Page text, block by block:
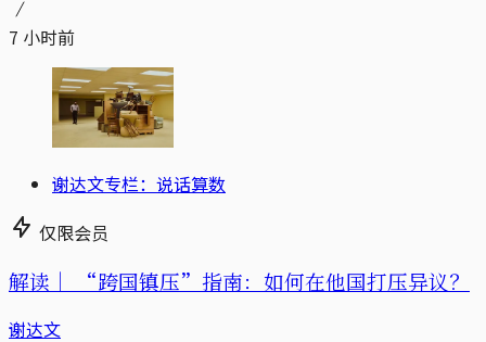
7 小时前
谢达文专栏：说话算数
仅限会员
解读｜ “跨国镇压”指南：如何在他国打压异议？
谢达文